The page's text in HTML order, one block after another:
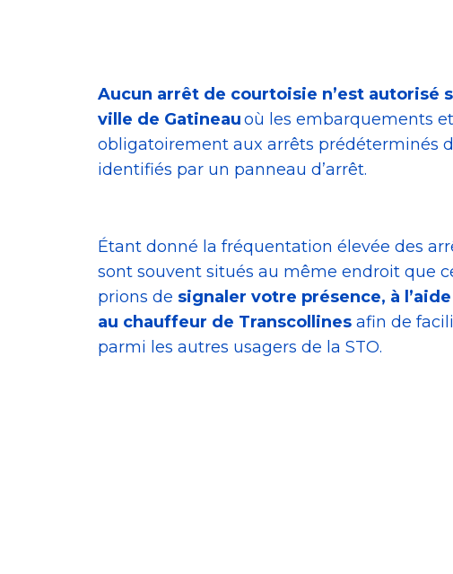
Aucun arrêt de courtoisie n’est autorisé
ville de Gatineauoù les embarquements
obligatoirement aux arrêts prédéterminés
identifiés par un panneau d’arrêt.
Étant donné la fréquentation élevée des
sont souvent situés au même endroit que
prions de signaler votre présence, à
au chauffeur de Transcollines afin de
parmi les autres usagers de la STO.